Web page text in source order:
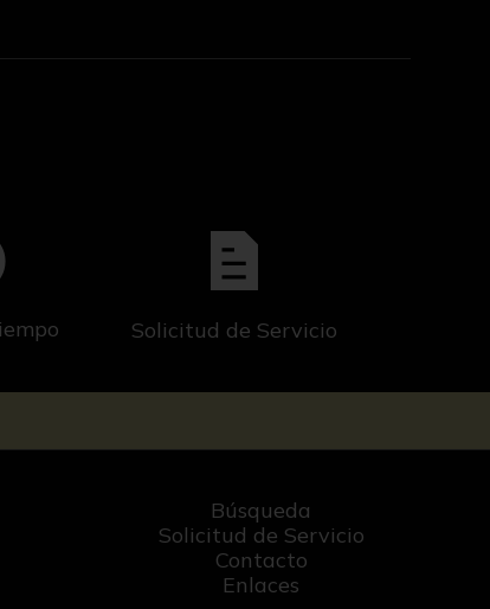
Solicitud de Servicio
Búsqueda
Solicitud de Servicio
Contacto
Enlaces